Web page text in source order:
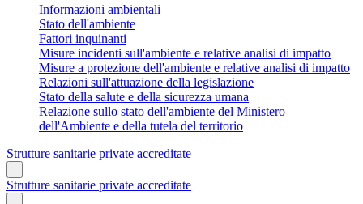
Informazioni ambientali
Stato dell'ambiente
Fattori inquinanti
Misure incidenti sull'ambiente e relative analisi di impatto
Misure a protezione dell'ambiente e relative analisi di impatto
Relazioni sull'attuazione della legislazione
Stato della salute e della sicurezza umana
Relazione sullo stato dell'ambiente del Ministero
dell'Ambiente e della tutela del territorio
Strutture sanitarie private accreditate
Strutture sanitarie private accreditate